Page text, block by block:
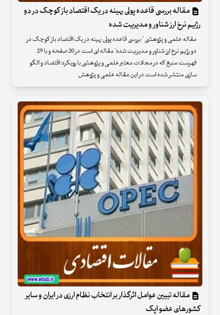
مقاله بررسی قاعده پولی بهینه در یک اقتصاد باز کوچک در دو
رژیم نرخ ارز شناور و مدیریت شده
مقاله علمی و پژوهشی " بررسی قاعده پولی بهینه در یک اقتصاد باز کوچک در
دو رژیم نرخ ارز شناور و مدیریت شده" مقاله ای است در 20 صفحه و با 29
فهرست منبع که در مجلات معتبر علمی و پژوهشی با رویکرد اقتصاد و الگو
سازی منتشر شده است در این مقاله علمی و پژوهش
مقاله تبیین عوامل اثرگذار بر انتخاب نظام ارزی در ایران و سایر
کشورهای عضو اپک